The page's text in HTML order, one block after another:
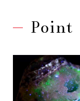
Point